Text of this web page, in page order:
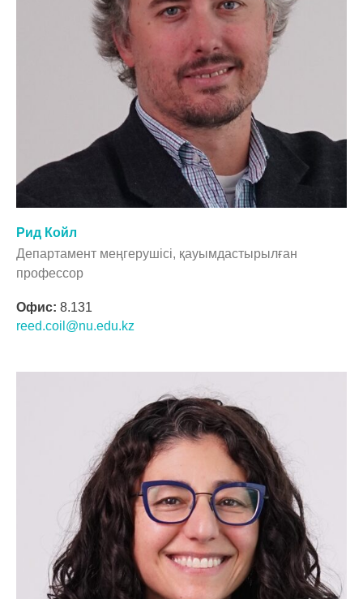
Рид Койл
Департамент меңгерушісі, қауымдастырылған
профессор
Офис: 8.131
reed.coil@nu.edu.kz